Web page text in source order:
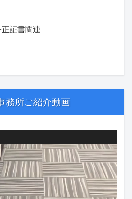
正証書関連
務所ご紹介動画